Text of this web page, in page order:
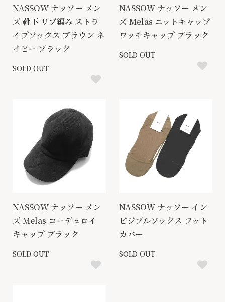
NASSOW ナッソー メン
ズ 靴下 リブ編み ストラ
イプソックス ブラウン ネ
イビー ブラック
SOLD OUT
NASSOW ナッソー メン
ズ Melas ニットキャップ
ワッチキャップ ブラック
SOLD OUT
NASSOW ナッソー メン
ズ Melas コーデュロイ
キャップ ブラック
SOLD OUT
NASSOW ナッソー イン
ビジブルソックス フット
カバー
SOLD OUT